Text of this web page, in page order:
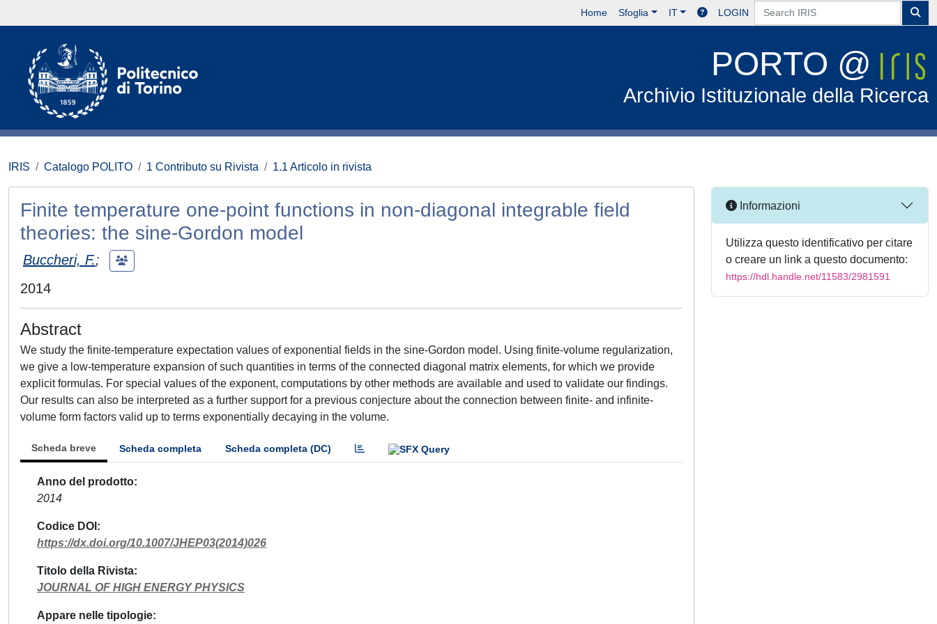
Home Sfoglia IT LOGIN
PORTO @
Archivio Istituzionale della Ricerca
IRIS Catalogo POLITO 1 Contributo su Rivista 1.1 Articolo in rivista
Finite temperature one-point functions in non-diagonal integrable field
theories: the sine-Gordon model
Buccheri, F.;
2014
Abstract
We study the finite-temperature expectation values of exponential fields in the sine-Gordon model. Using finite-volume regularization,
we give a low-temperature expansion of such quantities in terms of the connected diagonal matrix elements, for which we provide
explicit formulas. For special values of the exponent, computations by other methods are available and used to validate our findings.
Our results can also be interpreted as a further support for a previous conjecture about the connection between finite- and infinite-
volume form factors valid up to terms exponentially decaying in the volume.
Scheda breve Scheda completa Scheda completa (DC)
Anno del prodotto
2014
Codice DOI
https://dx.doi.org/10.1007/JHEP03(2014)026
Titolo della Rivista
JOURNAL OF HIGH ENERGY PHYSICS
Appare nelle tipologie
Informazioni
Utilizza questo identificativo per citare
o creare un link a questo documento:
https://hdl.handle.net/11583/2981591